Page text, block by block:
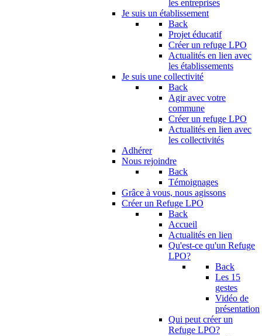
les entreprises
Je suis un établissement
Back
Projet éducatif
Créer un refuge LPO
Actualités en lien avec
les établissements
Je suis une collectivité
Back
Agir avec votre
commune
Créer un refuge LPO
Actualités en lien avec
les collectivités
Adhérer
Nous rejoindre
Back
Témoignages
Grâce à vous, nous agissons
Créer un Refuge LPO
Back
Accueil
Actualités en lien
Qu'est-ce qu'un Refuge
LPO?
Back
Les 15
gestes
Vidéo de
présentation
Qui peut créer un
Refuge LPO?